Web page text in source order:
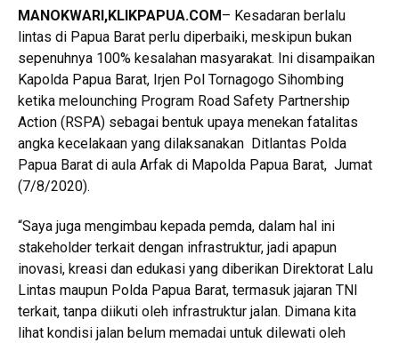
MANOKWARI,KLIKPAPUA.COM– Kesadaran berlalu
lintas di Papua Barat perlu diperbaiki, meskipun bukan
sepenuhnya 100% kesalahan masyarakat. Ini disampaikan
Kapolda Papua Barat, Irjen Pol Tornagogo Sihombing
ketika melounching Program Road Safety Partnership
Action (RSPA) sebagai bentuk upaya menekan fatalitas
angka kecelakaan yang dilaksanakan Ditlantas Polda
Papua Barat di aula Arfak di Mapolda Papua Barat, Jumat
(7/8/2020).
“Saya juga mengimbau kepada pemda, dalam hal ini
stakeholder terkait dengan infrastruktur, jadi apapun
inovasi, kreasi dan edukasi yang diberikan Direktorat Lalu
Lintas maupun Polda Papua Barat, termasuk jajaran TNI
terkait, tanpa diikuti oleh infrastruktur jalan. Dimana kita
lihat kondisi jalan belum memadai untuk dilewati oleh